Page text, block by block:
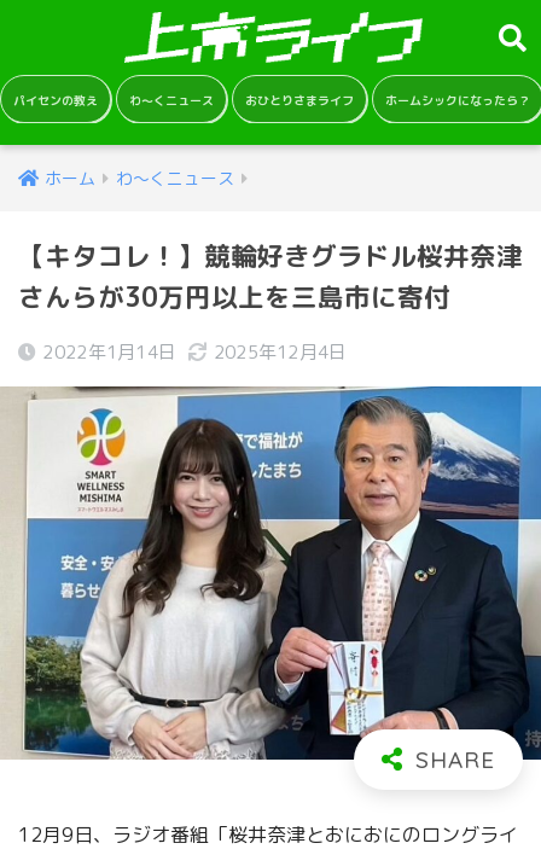
パイセンの教え わ～くニュース おひとりさまライフ ホームシックになったら？
ホーム わ～くニュース
【キタコレ！】競輪好きグラドル桜井奈津
さんらが30万円以上を三島市に寄付
2022年1月14日 2025年12月4日
12月9日、ラジオ番組「桜井奈津とおにおにのロングライ